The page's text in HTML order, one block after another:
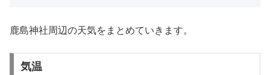
鹿島神社周辺の天気をまとめていきます。
気温